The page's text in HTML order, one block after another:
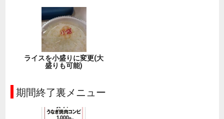
ライスを小盛りに変更(大
盛りも可能)
期間終了裏メニュー